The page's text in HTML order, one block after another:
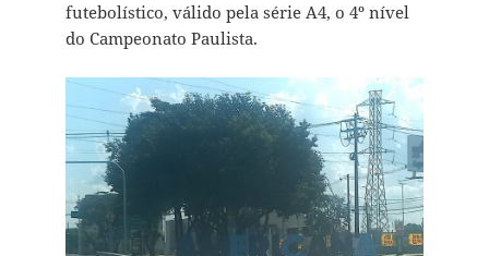
futebolístico, válido pela série A4, o 4º nível
do Campeonato Paulista.